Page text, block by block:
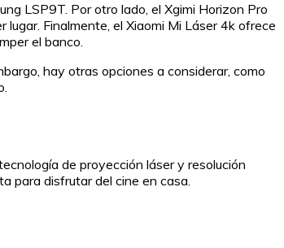
LSP9T. Por otro lado, el Xgimi Horizon Pro
Finalmente, el Xiaomi Mi Láser 4k ofrece
el banco.
hay otras opciones a considerar, como
de proyección láser y resolución
para disfrutar del cine en casa.